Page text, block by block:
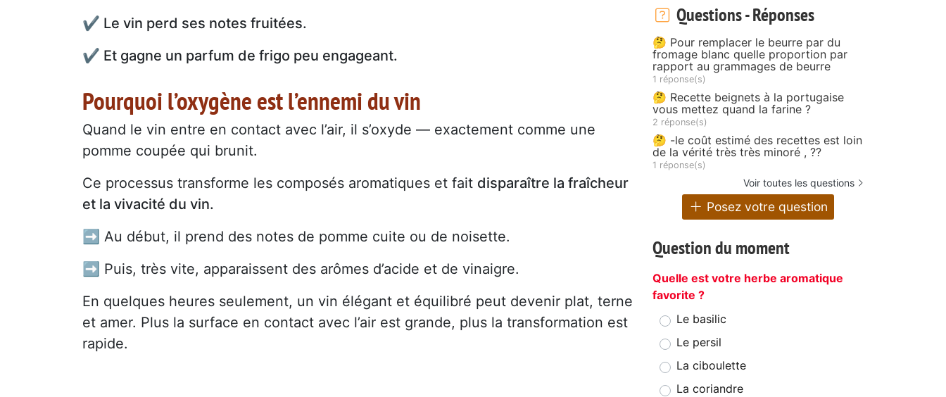
✔️ Le vin perd ses notes fruitées.
✔️ Et gagne un parfum de frigo peu engageant.
Pourquoi l’oxygène est l’ennemi du vin
Quand le vin entre en contact avec l’air, il s’oxyde — exactement comme une
pomme coupée qui brunit.
Ce processus transforme les composés aromatiques et fait disparaître la fraîcheur
et la vivacité du vin.
➡️ Au début, il prend des notes de pomme cuite ou de noisette.
➡️ Puis, très vite, apparaissent des arômes d’acide et de vinaigre.
En quelques heures seulement, un vin élégant et équilibré peut devenir plat, terne
et amer. Plus la surface en contact avec l’air est grande, plus la transformation est
rapide.
Questions - Réponses
🤔 Pour remplacer le beurre par du
fromage blanc quelle proportion par
rapport au grammages de beurre
1 réponse(s)
🤔 Recette beignets à la portugaise
vous mettez quand la farine ?
2 réponse(s)
🤔 -le coût estimé des recettes est loin
de la vérité très très minoré , ??
1 réponse(s)
Voir toutes les questions
Posez votre question
Question du moment
Quelle est votre herbe aromatique
favorite ?
Le basilic
Le persil
La ciboulette
La coriandre